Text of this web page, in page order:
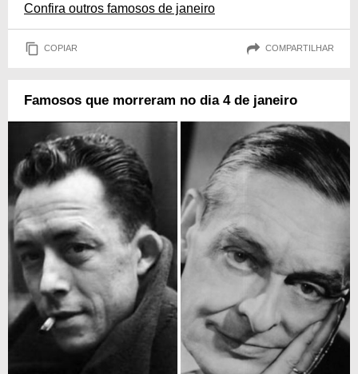
Confira outros famosos de janeiro
COPIAR COMPARTILHAR
Famosos que morreram no dia 4 de janeiro